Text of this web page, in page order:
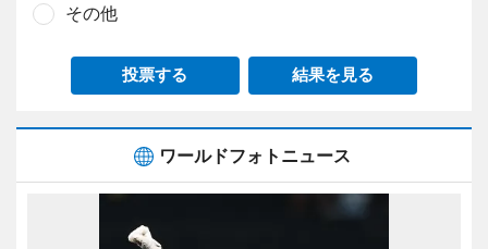
その他
投票する 結果を見る
ワールドフォトニュース